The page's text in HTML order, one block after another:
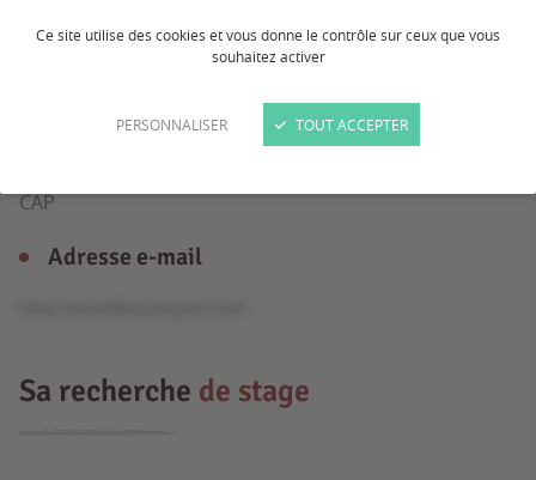
Ce site utilise des cookies et vous donne le contrôle sur ceux que vous
souhaitez activer
PERSONNALISER TOUT ACCEPTER
Âge
CAP
Adresse e-mail
Sa recherche de stage